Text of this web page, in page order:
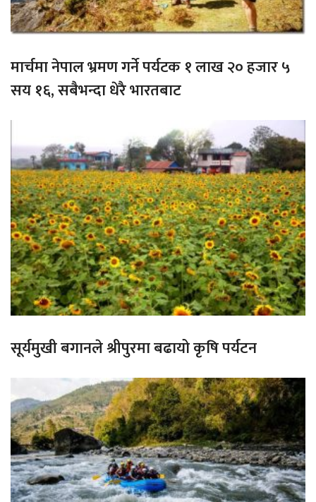
मार्चमा नेपाल भ्रमण गर्ने पर्यटक १ लाख २० हजार ५
सय १६, सबैभन्दा धेरै भारतबाट
सूर्यमुखी बगानले श्रीपुरमा बढायो कृषि पर्यटन